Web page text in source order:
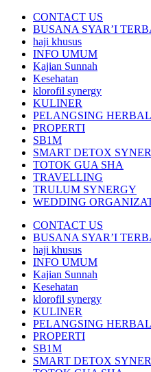
CONTACT US
BUSANA SYAR’I
haji khusus
INFO UMUM
Kajian Sunnah
Kesehatan
klorofil synergy
KULINER
PELANGSING HERBAL
PROPERTI
SB1M
SMART DETOX
TOTOK GUA SHA
TRAVELLING
TRULUM SYNERGY
WEDDING
CONTACT US
BUSANA SYAR’I
haji khusus
INFO UMUM
Kajian Sunnah
Kesehatan
klorofil synergy
KULINER
PELANGSING HERBAL
PROPERTI
SB1M
SMART DETOX